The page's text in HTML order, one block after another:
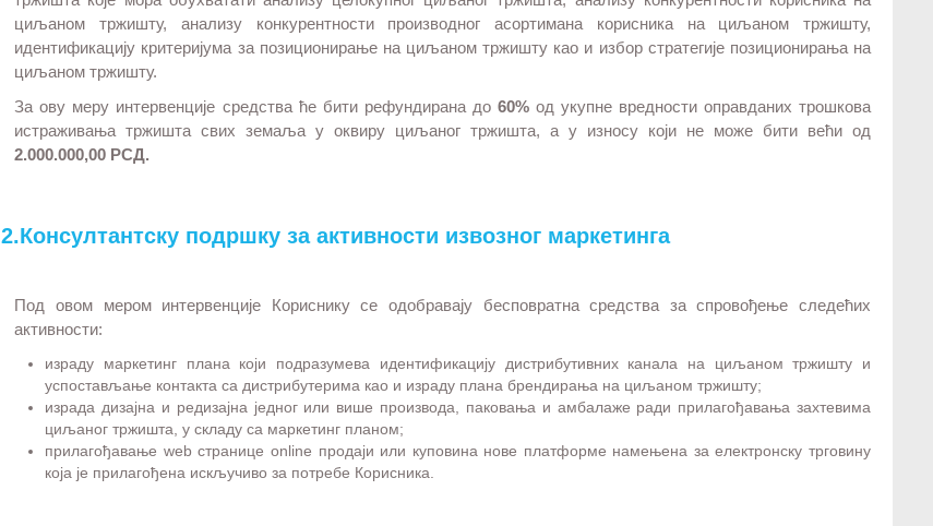
циљаном тржишту, анализу конкурентности производног асортимана корисника на циљаном тржишту,
идентификацију критеријума за позиционирање на циљаном тржишту као и избор стратегије позиционирања на
циљаном тржишту.
За ову меру интервенције средства ће бити рефундирана до 60% од укупне вредности оправданих трошкова
истраживања тржишта свих земаља у оквиру циљаног тржишта, а у износу који не може бити већи од
2.000.000,00 РСД.
2.Консултантску подршку за активности извозног маркетинга
Под овом мером интервенције Кориснику се одобравају бесповратна средства за спровођење следећих
активности:
израду маркетинг плана који подразумева идентификацију дистрибутивних канала на циљаном тржишту и
успостављање контакта са дистрибутерима као и израду плана брендирања на циљаном тржишту;
израда дизајна и редизајна једног или више производа, паковања и амбалаже ради прилагођавања захтевима
циљаног тржишта, у складу са маркетинг планом;
прилагођавање web странице online продаји или куповина нове платформе намењена за електронску трговину
која је прилагођена искључиво за потребе Корисника.